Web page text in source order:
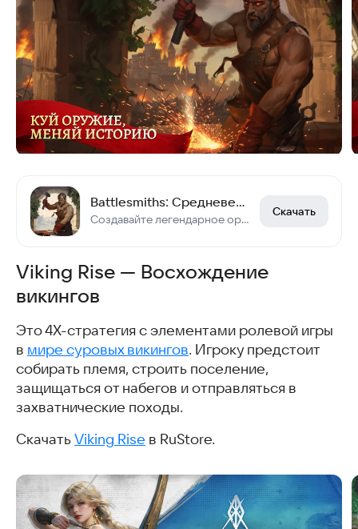
Battlesmiths: Средневековая RPG
Создавайте легендарное оружие и ведите героев в эпических битвах в РПГ стартегии
Скачать
Viking Rise — Восхождение
викингов
Это 4Х-стратегия с элементами ролевой игры
в мире суровых викингов. Игроку предстоит
собирать племя, строить поселение,
защищаться от набегов и отправляться в
захватнические походы.
Скачать Viking Rise в RuStore.